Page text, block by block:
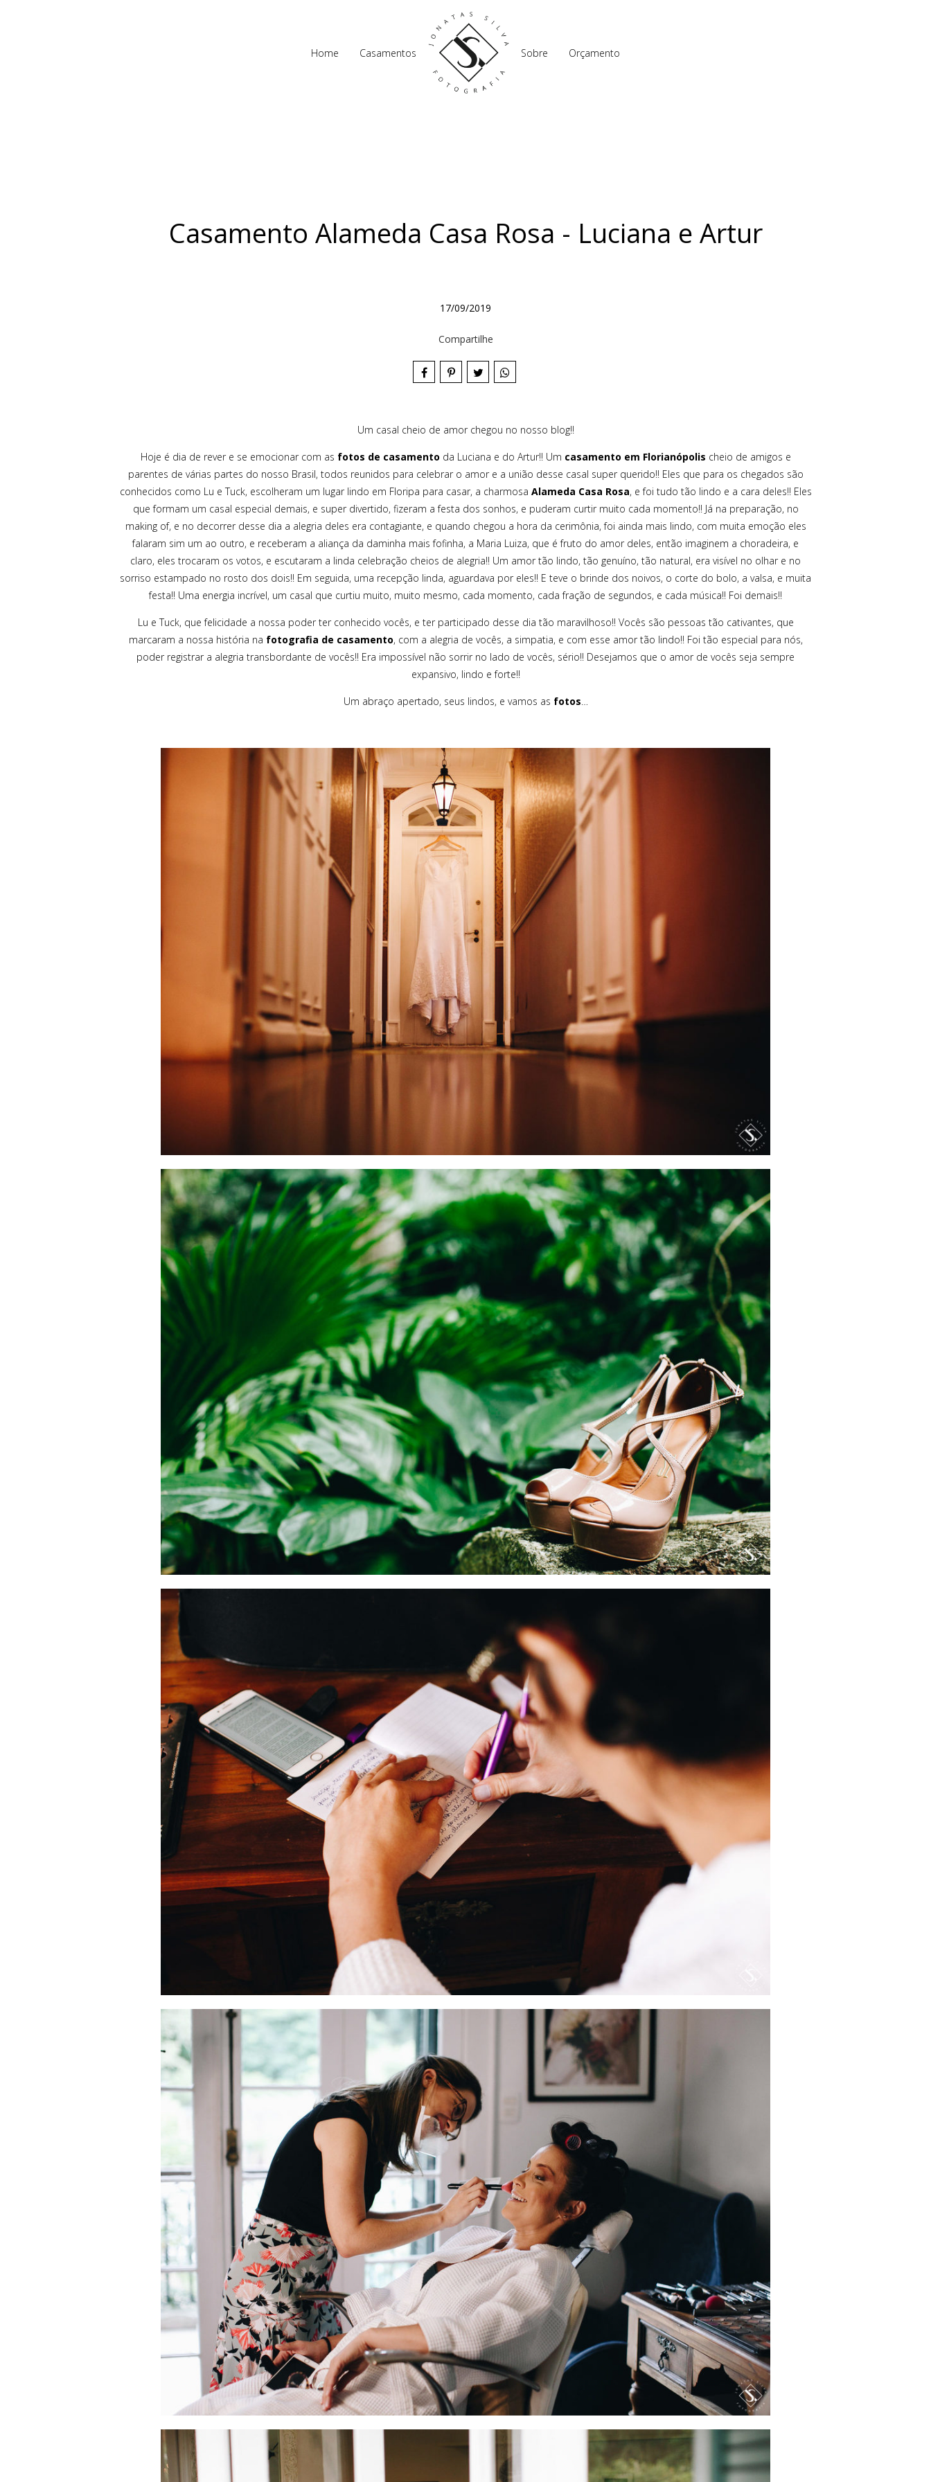
Home Casamentos Sobre Orçamento
Casamento Alameda Casa Rosa - Luciana e Artur
17/09/2019
Compartilhe
Um casal cheio de amor chegou no nosso blog!!
Hoje é dia de rever e se emocionar com as fotos de casamento da Luciana e do Artur!! Um casamento em Florianópolis cheio de amigos e
parentes de várias partes do nosso Brasil, todos reunidos para celebrar o amor e a união desse casal super querido!! Eles que para os chegados são
conhecidos como Lu e Tuck, escolheram um lugar lindo em Floripa para casar, a charmosa Alameda Casa Rosa, e foi tudo tão lindo e a cara deles!! Eles
que formam um casal especial demais, e super divertido, fizeram a festa dos sonhos, e puderam curtir muito cada momento!! Já na preparação, no
making of, e no decorrer desse dia a alegria deles era contagiante, e quando chegou a hora da cerimônia, foi ainda mais lindo, com muita emoção eles
falaram sim um ao outro, e receberam a aliança da daminha mais fofinha, a Maria Luiza, que é fruto do amor deles, então imaginem a choradeira, e
claro, eles trocaram os votos, e escutaram a linda celebração cheios de alegria!! Um amor tão lindo, tão genuíno, tão natural, era visível no olhar e no
sorriso estampado no rosto dos dois!! Em seguida, uma recepção linda, aguardava por eles!! E teve o brinde dos noivos, o corte do bolo, a valsa, e muita
festa!! Uma energia incrível, um casal que curtiu muito, muito mesmo, cada momento, cada fração de segundos, e cada música!! Foi demais!!
Lu e Tuck, que felicidade a nossa poder ter conhecido vocês, e ter participado desse dia tão maravilhoso!! Vocês são pessoas tão cativantes, que
marcaram a nossa história na fotografia de casamento, com a alegria de vocês, a simpatia, e com esse amor tão lindo!! Foi tão especial para nós,
poder registrar a alegria transbordante de vocês!! Era impossível não sorrir no lado de vocês, sério!! Desejamos que o amor de vocês seja sempre
expansivo, lindo e forte!!
Um abraço apertado, seus lindos, e vamos as fotos…